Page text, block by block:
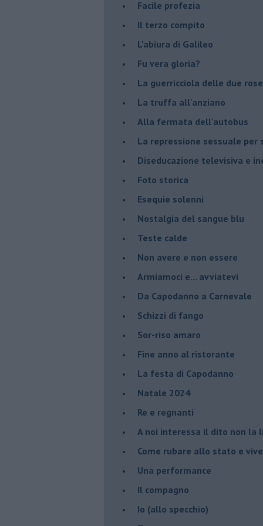
Facile profezia
Il terzo compito
L'abiura di Galileo
Fu vera gloria?
La guerricciola delle due rose
La truffa all'anziano
Alla fermata dell'autobus
La repressione sessuale per
Diseducazione televisiva e
Foto storica
Esequie solenni
Nostalgia del sangue blu
Teste calde
Non avere e non essere
Armiamoci e... avviatevi
Da Capodanno a Carnevale
Schizzi di fango
Sor-riso amaro
Fine anno al ristorante
La festa di Capodanno
Natale 2024
Re e regnanti
A noi interessa il dito non la
Come rubare allo stato e
Una performance
Il compagno
​Io (allo specchio)